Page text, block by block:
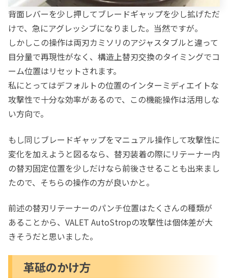
背面レバーを少し押してブレードギャップを少し拡げただ
けで、急にアグレッシブになりました。当然ですが。
しかしこの操作は両刃カミソリのアジャスタブルと違って
目分量で再現性がなく、構造上替刃交換のタイミングでコ
ーム位置はリセットされます。
私にとってはデフォルトの位置のインターミディエイトな
攻撃性で十分な効率があるので、この機能操作は活用しな
い方向で。
もし同じブレードギャップをマニュアル操作して攻撃性に
変化を加えようと図るなら、替刃装着の際にリテーナー内
の替刃固定位置を少しだけなら前後させることも出来まし
たので、そちらの操作の方が良いかと。
前述の替刃リテーナーのパンチ位置はたくさんの種類が
あることから、VALET AutoStropの攻撃性は個体差が大
きそうだと思いました。
革砥のかけ方